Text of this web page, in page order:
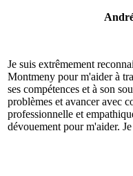
Je suis extrêmement
Montmeny pour m'aider à
ses compétences et à son
problèmes et avancer avec
professionnelle et
dévouement pour m'aider.